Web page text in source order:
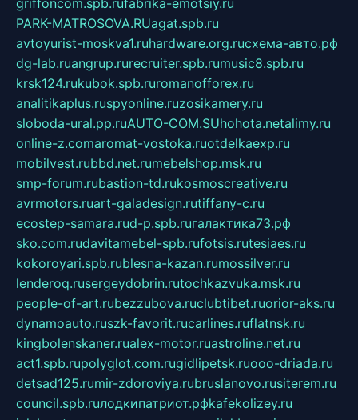
PARK-MATROSOVA.RUagat.spb.ru
avtoyurist-moskva1.ruhardware.org.ruсхема-авто.рф
dg-lab.ruangrup.rurecruiter.spb.rumusic8.spb.ru
krsk124.rukubok.spb.ruromanofforex.ru
analitikaplus.ruspyonline.ruzosikamery.ru
sloboda-ural.pp.ruAUTO-COM.SUhohota.netalimy.ru
online-z.comaromat-vostoka.ruotdelkaexp.ru
mobilvest.rubbd.net.rumebelshop.msk.ru
smp-forum.rubastion-td.rukosmoscreative.ru
avrmotors.ruart-galadesign.rutiffany-c.ru
ecostep-samara.rud-p.spb.ruгалактика73.рф
sko.com.rudavitamebel-spb.rufotsis.rutesiaes.ru
kokoroyari.spb.rublesna-kazan.rumossilver.ru
lenderoq.rusergeydobrin.rutochkazvuka.msk.ru
people-of-art.rubezzubova.ruclubtibet.ruorior-aks.ru
dynamoauto.ruszk-favorit.rucarlines.ruflatnsk.ru
kingbolenskaner.rualex-motor.ruastroline.net.ru
act1.spb.rupolyglot.com.rugidlipetsk.ruooo-driada.ru
detsad125.rumir-zdoroviya.rubruslanovo.rusiterem.ru
council.spb.ruлодкипатриот.рфkafekolizey.ru